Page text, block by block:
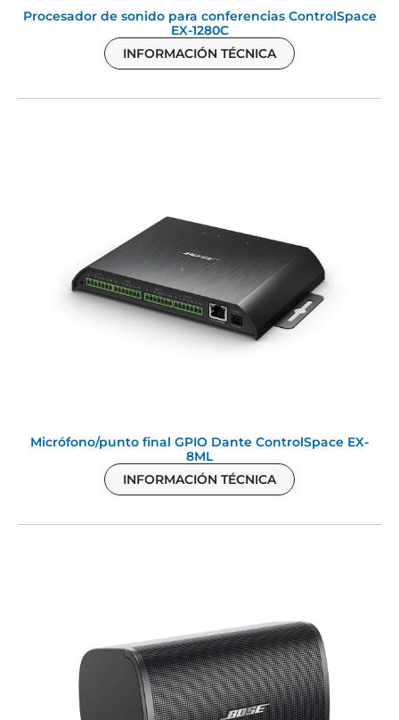
Procesador de sonido para conferencias ControlSpace
EX-1280C
INFORMACIÓN TÉCNICA
Micrófono/punto final GPIO Dante ControlSpace EX-
8ML
INFORMACIÓN TÉCNICA